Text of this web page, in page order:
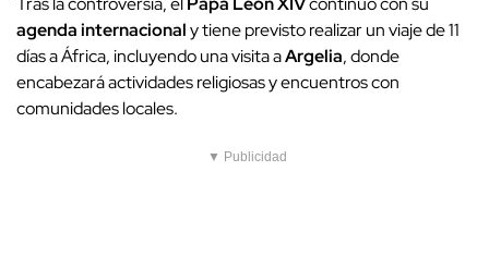
agenda internacionaly tiene previsto realizar un viaje de 11
días a África, incluyendo una visita aArgelia, donde
encabezará actividades religiosas y encuentros con
comunidades locales.
▼ Publicidad